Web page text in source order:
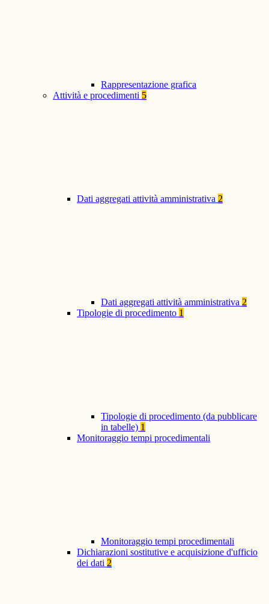
Rappresentazione grafica
Attività e procedimenti 5
Dati aggregati attività amministrativa 2
Dati aggregati attività amministrativa 2
Tipologie di procedimento 1
Tipologie di procedimento (da pubblicare
in tabelle) 1
Monitoraggio tempi procedimentali
Monitoraggio tempi procedimentali
Dichiarazioni sostitutive e acquisizione d'ufficio
dei dati 2